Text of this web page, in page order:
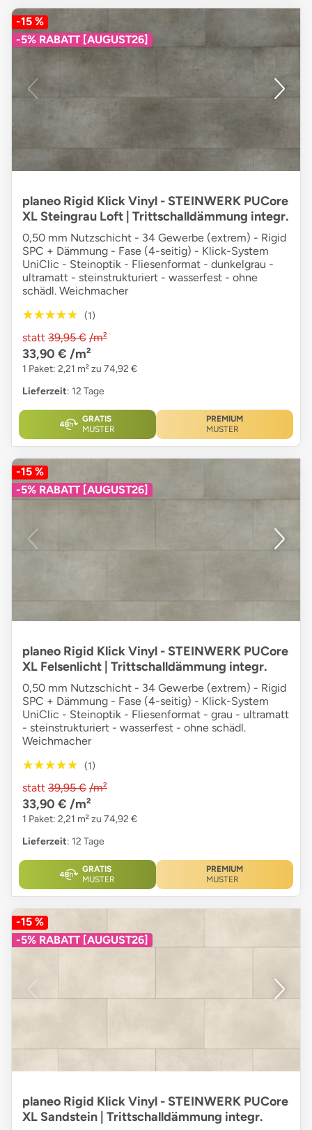
-15 %
-5% RABATT [AUGUST26]
planeo Rigid Klick Vinyl - STEINWERK PUCore
XL Steingrau Loft | Trittschalldämmung integr.
0,50 mm Nutzschicht - 34 Gewerbe (extrem) - Rigid
SPC + Dämmung - Fase (4-seitig) - Klick-System
UniClic - Steinoptik - Fliesenformat - dunkelgrau -
ultramatt - steinstrukturiert - wasserfest - ohne
schädl. Weichmacher
★★★★★
★★★★★ (1)
statt 39,95 € /m²
33,90 € /m²
1 Paket: 2,21 m² zu 74,92 €
Lieferzeit: 12 Tage
GRATIS
MUSTER
PREMIUM
MUSTER
-15 %
-5% RABATT [AUGUST26]
planeo Rigid Klick Vinyl - STEINWERK PUCore
XL Felsenlicht | Trittschalldämmung integr.
0,50 mm Nutzschicht - 34 Gewerbe (extrem) - Rigid
SPC + Dämmung - Fase (4-seitig) - Klick-System
UniClic - Steinoptik - Fliesenformat - grau - ultramatt
- steinstrukturiert - wasserfest - ohne schädl.
Weichmacher
★★★★★
★★★★★ (1)
statt 39,95 € /m²
33,90 € /m²
1 Paket: 2,21 m² zu 74,92 €
Lieferzeit: 12 Tage
GRATIS
MUSTER
PREMIUM
MUSTER
-15 %
-5% RABATT [AUGUST26]
planeo Rigid Klick Vinyl - STEINWERK PUCore
XL Sandstein | Trittschalldämmung integr.